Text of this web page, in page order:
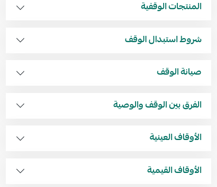
المنتجات الوقفية
شروط استبدال الوقف
صيانة الوقف
الفرق بين الوقف والوصية
الأوقاف العينية
الأوقاف القيمية